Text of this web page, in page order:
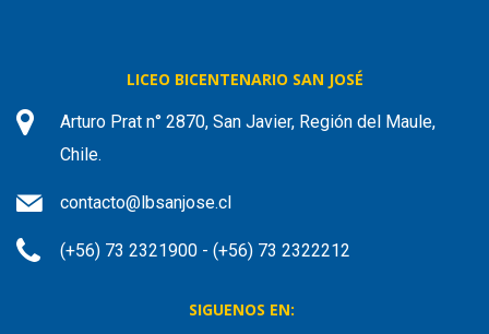
LICEO BICENTENARIO SAN JOSÉ
Arturo Prat n° 2870, San Javier, Región del Maule,
Chile.
contacto@lbsanjose.cl
(+56) 73 2321900 - (+56) 73 2322212
SIGUENOS EN: